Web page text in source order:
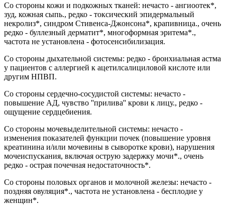
Со стороны кожи и подкожных тканей: нечасто - ангиоотек*,
зуд, кожная сыпь., редко - токсический эпидермальный
некролиз*, синдром Стивенса-Джонсона*, крапивница., очень
редко - буллезный дерматит*, многоформная эритема*.,
частота не установлена - фотосенсибилизация.
Со стороны дыхательной системы: редко - бронхиальная астма
у пациентов с аллергией к ацетилсалициловой кислоте или
другим НПВП.
Со стороны сердечно-сосудистой системы: нечасто -
повышение АД, чувство ''прилива'' крови к лицу., редко -
ощущение сердцебиения.
Со стороны мочевыделительной системы: нечасто -
изменения показателей функции почек (повышение уровня
креатинина и/или мочевины в сыворотке крови), нарушения
мочеиспускания, включая острую задержку мочи*., очень
редко - острая почечная недостаточность*.
Со стороны половых органов и молочной железы: нечасто -
поздняя овуляция*., частота не установлена - бесплодие у
женщин*.